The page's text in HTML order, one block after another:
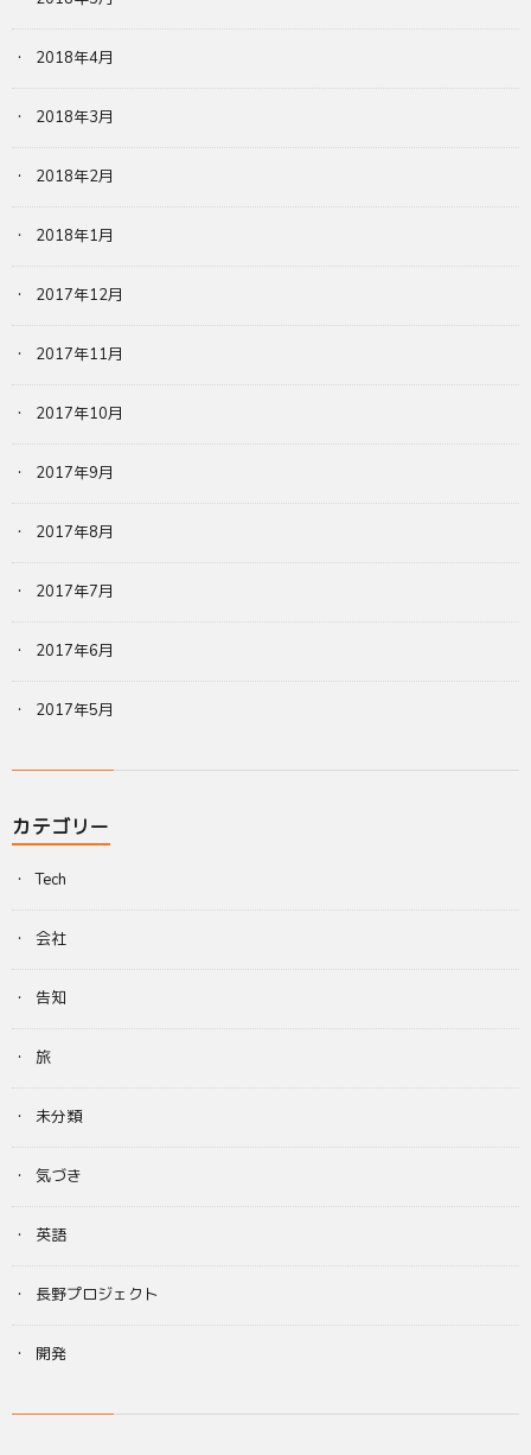
2018年4月
2018年3月
2018年2月
2018年1月
2017年12月
2017年11月
2017年10月
2017年9月
2017年8月
2017年7月
2017年6月
2017年5月
カテゴリー
Tech
会社
告知
旅
未分類
気づき
英語
長野プロジェクト
開発